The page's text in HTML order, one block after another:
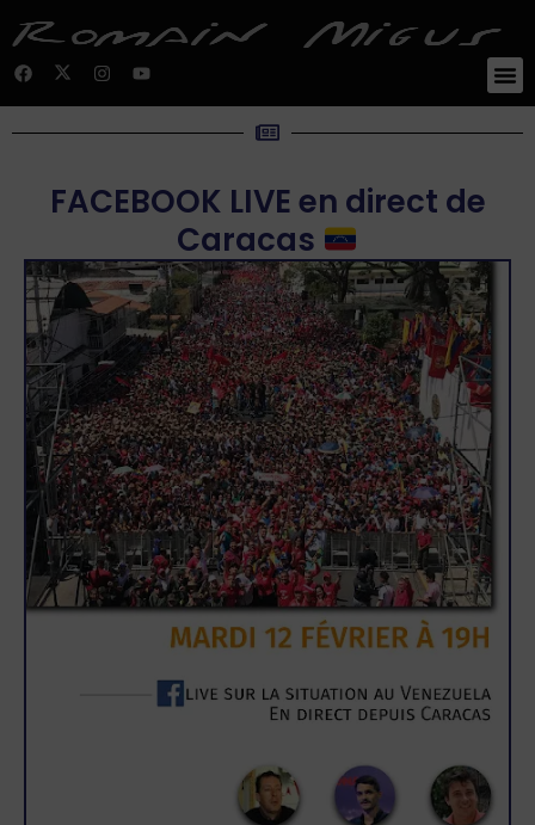
FACEBOOK LIVE en direct de
Caracas